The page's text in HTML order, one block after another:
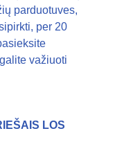
parduotuves,
per 20
važiuoti
LOS